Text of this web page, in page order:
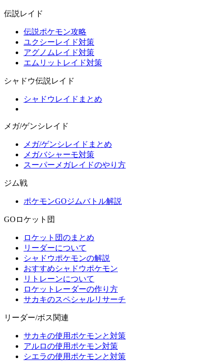
伝説レイド
伝説ポケモン攻略
ユクシーレイド対策
アグノムレイド対策
エムリットレイド対策
シャドウ伝説レイド
シャドウレイドまとめ
メガ/ゲンシレイド
メガ/ゲンシレイドまとめ
メガバシャーモ対策
スーパーメガレイドのやり方
ジム戦
ポケモンGOジムバトル解説
GOロケット団
ロケット団のまとめ
リーダーについて
シャドウポケモンの解説
おすすめシャドウポケモン
リトレーンについて
ロケットレーダーの作り方
サカキのスペシャルリサーチ
リーダー/ボス関連
サカキの使用ポケモンと対策
アルロの使用ポケモン対策
シエラの使用ポケモンと対策